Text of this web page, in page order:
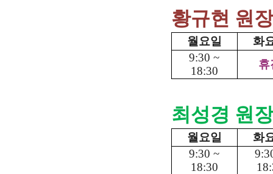
황규현 원
월요일
화
9:30 ~
18:30
휴
최성경 원
월요일
화
9:30 ~
18:30